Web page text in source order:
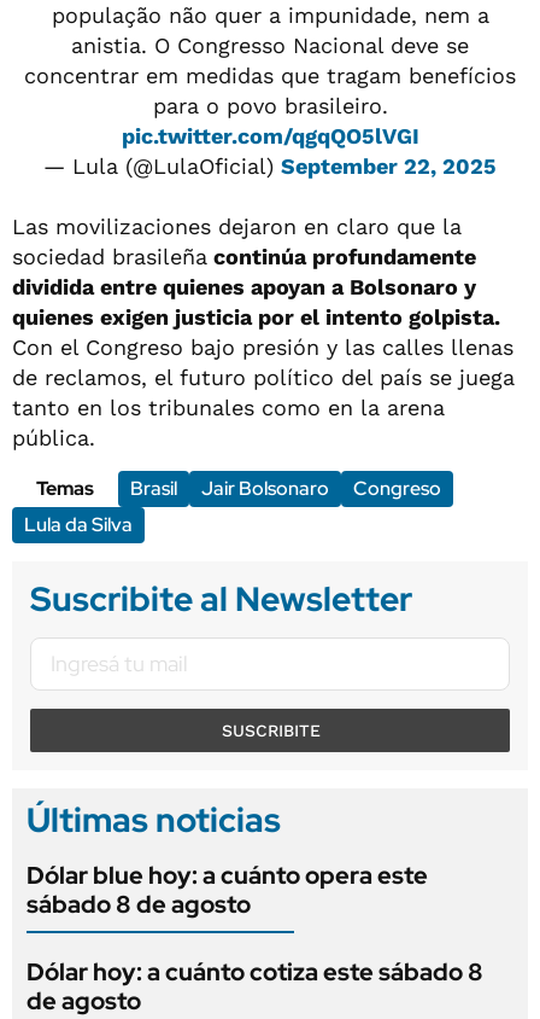
população não quer a impunidade, nem a
anistia. O Congresso Nacional deve se
concentrar em medidas que tragam benefícios
para o povo brasileiro.
pic.twitter.com/qgqQO5lVGI
— Lula (@LulaOficial) September 22, 2025
Las movilizaciones dejaron en claro que la
sociedad brasileña continúa profundamente
dividida entre quienes apoyan a Bolsonaro y
quienes exigen justicia por el intento golpista.
Con el Congreso bajo presión y las calles llenas
de reclamos, el futuro político del país se juega
tanto en los tribunales como en la arena
pública.
Temas
Brasil Jair Bolsonaro
Congreso
Lula da Silva
Suscribite al Newsletter
SUSCRIBITE
Últimas noticias
Dólar blue hoy: a cuánto opera este
sábado 8 de agosto
Dólar hoy: a cuánto cotiza este sábado 8
de agosto